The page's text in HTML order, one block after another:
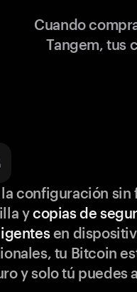
Cuando
Tangem, tus
configuración sin
ycopias de
en
tu Bitcoin
y solo tú puedes